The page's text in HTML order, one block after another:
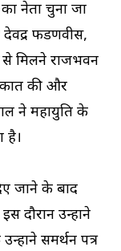
नेता चुना जा
फडणवीस,
मिलने राजभवन
की और
ने महायुति के
है।
जाने के बाद
दौरान उन्होंने
समर्थन पत्र